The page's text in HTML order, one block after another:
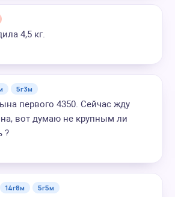
4,5 кг.
5г3м
первого 4350. Сейчас жду
вот думаю не крупным ли
?
14г8м 5г5м